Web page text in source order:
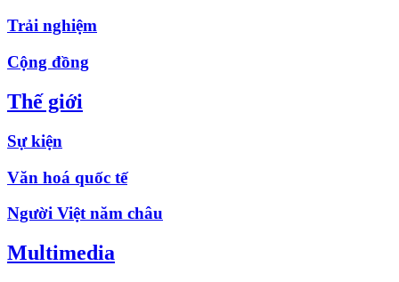
Trải nghiệm
Cộng đồng
Thế giới
Sự kiện
Văn hoá quốc tế
Người Việt năm châu
Multimedia